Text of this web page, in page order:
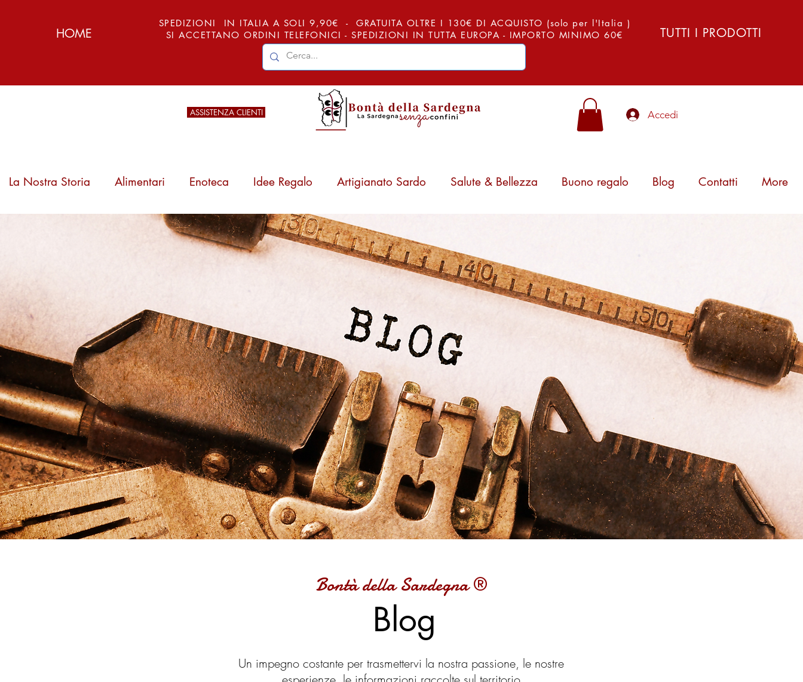
HOME
SPEDIZIONI IN ITALIA A SOLI 9,90€ - GRATUITA OLTRE I 130€ DI ACQUISTO (solo per l'Italia )
SI ACCETTANO ORDINI TELEFONICI - SPEDIZIONI IN TUTTA EUROPA - IMPORTO MINIMO 60€
TUTTI I PRODOTTI
ASSISTENZA CLIENTI Accedi
La Nostra Storia Alimentari Enoteca Idee Regalo Artigianato Sardo Salute & Bellezza Buono regalo Blog Contatti More
Bontà della Sardegna ®
Blog
Un impegno costante per trasmettervi la nostra passione, le nostre